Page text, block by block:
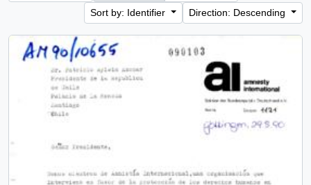
Sort by: Identifier
Direction: Descending